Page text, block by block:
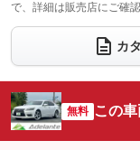
ウォークスルー
：装備なし
電動リアゲート
：装備あり
サイドカメラ
：装備なし
：装備なし
で、詳細は販売店にご確認
カ
無料 この